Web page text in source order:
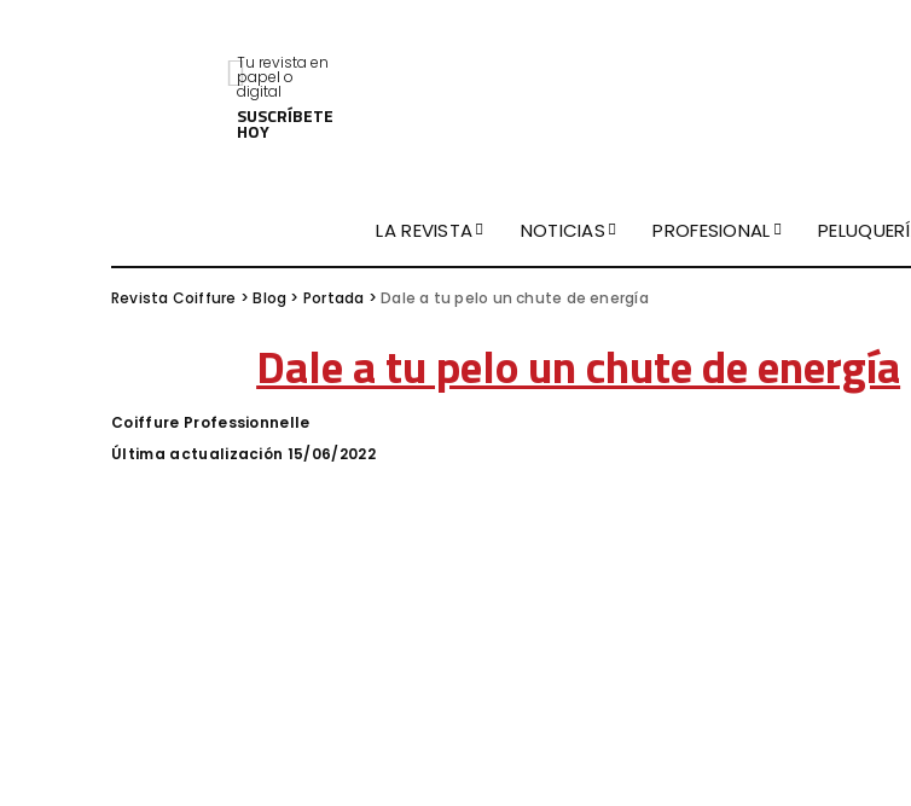
Tu revista en
papel o
digital
SUSCRÍBETE
HOY
LA REVISTA NOTICIAS PROFESIONAL
Revista Coiffure >Blog > Portada >Dale a tu pelo un chute de energía
Dale a tu pelo un chute de energía
Posted
by
Coiffure Professionnelle
Última actualización 15/06/2022